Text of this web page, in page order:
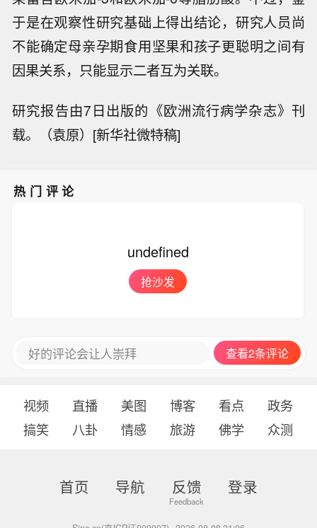
于是在观察性研究基础上得出结论，研究人员尚
不能确定母亲孕期食用坚果和孩子更聪明之间有
因果关系，只能显示二者互为关联。
研究报告由7日出版的《欧洲流行病学杂志》刊
载。（袁原）[新华社微特稿]
热门评论
undefined
抢沙发
好的评论会让人崇拜 查看2条评论
视频 直播 美图 博客 看点
政务
搞笑
八卦 情感 旅游 佛学 众测
首页 导航 反馈 登录